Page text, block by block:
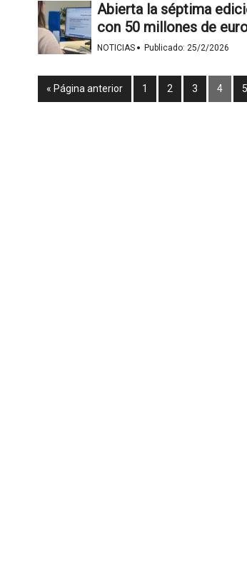
Abierta la séptima
con 50 millones de
NOTICIAS · Publicado: 25/2/2026
« Página anterior 1 2 3 4 5